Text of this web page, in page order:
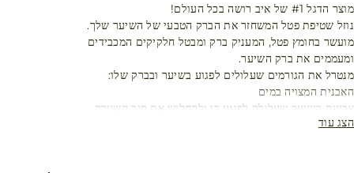
מוצר הדגל #1 של איב רושה בכל העולם!
נוזל שטיפת פטל המשחזר את הברק הטבעי של השיער שלך.
מועשר בחומץ פטל, המעניק ברק ומבטל חלקיקים המכבידים
ומעממים את ברק השיער.
מנטרל את הגורמים שעלולים לפגוע בשיער ובברק שלו:
האבנית המצויה במים
צביעת השיער שעלולה לפגוע בו ולהחליש את סיב השערה
חפיפה חוזרת ונשנית
הצג עוד